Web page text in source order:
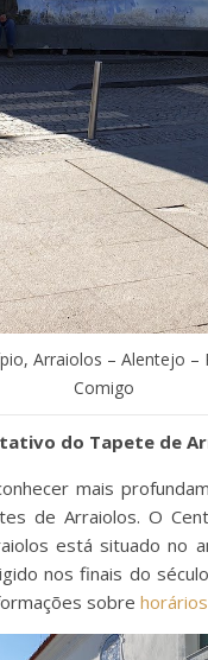
Arraiolos – Alentejo –
Comigo
do Tapete de
mais
de Arraiolos. O
está situado no
nos finais do
sobre